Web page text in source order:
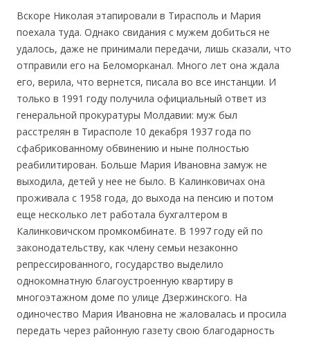
Вскоре Николая этапировали в Тирасполь и Мария
поехала туда. Однако свидания с мужем добиться не
удалось, даже не принимали передачи, лишь сказали, что
отправили его на Беломорканал. Много лет она ждала
его, верила, что вернется, писала во все инстанции. И
только в 1991 году получила официальный ответ из
генеральной прокуратуры Молдавии: муж был
расстрелян в Тирасполе 10 декабря 1937 года по
сфабрикованному обвинению и ныне полностью
реабилитирован. Больше Мария Ивановна замуж не
выходила, детей у нее не было. В Калинковичах она
проживала с 1958 года, до выхода на пенсию и потом
еще несколько лет работала бухгалтером в
Калинковичском промкомбинате. В 1997 году ей по
законодательству, как члену семьи незаконно
репрессированного, государство выделило
однокомнатную благоустроенную квартиру в
многоэтажном доме по улице Дзержинского. На
одиночество Мария Ивановна не жаловалась и просила
передать через районную газету свою благодарность